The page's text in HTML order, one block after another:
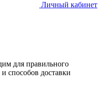
Личный кабинет
для правильного
способов доставки